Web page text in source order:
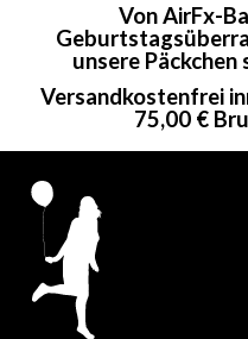
Von AirFx-
unsere
Versandkostenfrei
75,00 €